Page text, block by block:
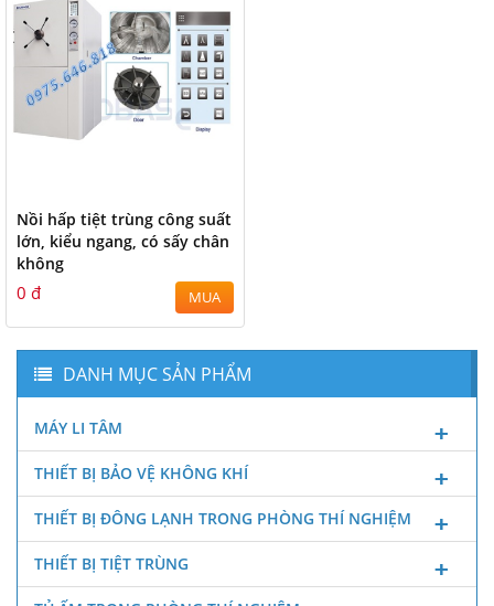
Nồi hấp tiệt trùng công suất
lớn, kiểu ngang, có sấy chân
không
0 đ MUA
DANH MỤC SẢN PHẨM
MÁY LI TÂM
THIẾT BỊ BẢO VỆ KHÔNG KHÍ
THIẾT BỊ ĐÔNG LẠNH TRONG PHÒNG THÍ NGHIỆM
THIẾT BỊ TIỆT TRÙNG